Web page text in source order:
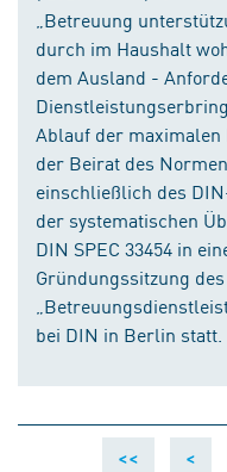
„Betreuung
durch im Haushalt
dem Ausland -
Ablauf der
der Beirat des
einschließlich des
der systematischen
DIN SPEC 33454 in
Gründungssitzung
bei DIN in Berlin statt.
<< <